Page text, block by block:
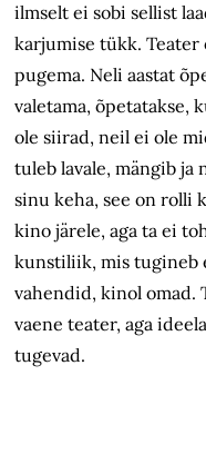
ilmselt ei sobi sellist
karjumise tükk. Teater
pugema. Neli aastat
valetama, õpetatakse,
ole siirad, neil ei ole
tuleb lavale, mängib ja
sinu keha, see on rolli
kino järele, aga ta ei
kunstiliik, mis tugineb
vahendid, kinol
vaene teater, aga
tugevad.